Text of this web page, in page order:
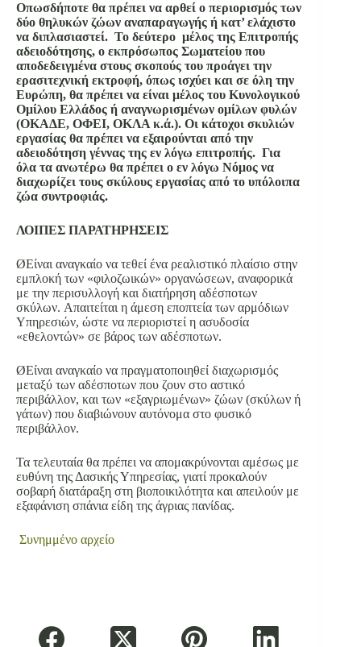
Οπωσδήποτε θα πρέπει να αρθεί ο περιορισμός των
δύο θηλυκών ζώων αναπαραγωγής ή κατ’ ελάχιστο
να διπλασιαστεί. Το δεύτερο μέλος της Επιτροπής
αδειοδότησης, ο εκπρόσωπος Σωματείου που
αποδεδειγμένα στους σκοπούς του προάγει την
ερασιτεχνική εκτροφή, όπως ισχύει και σε όλη την
Ευρώπη, θα πρέπει να είναι μέλος του Κυνολογικού
Ομίλου Ελλάδος ή αναγνωρισμένων ομίλων φυλών
(ΟΚΑΔΕ, ΟΦΕΙ, ΟΚΛΑ κ.ά.). Οι κάτοχοι σκυλιών
εργασίας θα πρέπει να εξαιρούνται από την
αδειοδότηση γέννας της εν λόγω επιτροπής. Για
όλα τα ανωτέρω θα πρέπει ο εν λόγω Νόμος να
διαχωρίζει τους σκύλους εργασίας από το υπόλοιπα
ζώα συντροφιάς.
ΛΟΙΠΕΣ ΠΑΡΑΤΗΡΗΣΕΙΣ
ØΕίναι αναγκαίο να τεθεί ένα ρεαλιστικό πλαίσιο στην
εμπλοκή των «φιλοζωικών» οργανώσεων, αναφορικά
με την περισυλλογή και διατήρηση αδέσποτων
σκύλων. Απαιτείται η άμεση εποπτεία των αρμόδιων
Υπηρεσιών, ώστε να περιοριστεί η ασυδοσία
«εθελοντών» σε βάρος των αδέσποτων.
ØΕίναι αναγκαίο να πραγματοποιηθεί διαχωρισμός
μεταξύ των αδέσποτων που ζουν στο αστικό
περιβάλλον, και των «εξαγριωμένων» ζώων (σκύλων ή
γάτων) που διαβιώνουν αυτόνομα στο φυσικό
περιβάλλον.
Τα τελευταία θα πρέπει να απομακρύνονται αμέσως με
ευθύνη της Δασικής Υπηρεσίας, γιατί προκαλούν
σοβαρή διατάραξη στη βιοποικιλότητα και απειλούν με
εξαφάνιση σπάνια είδη της άγριας πανίδας.
Συνημμένο αρχείο